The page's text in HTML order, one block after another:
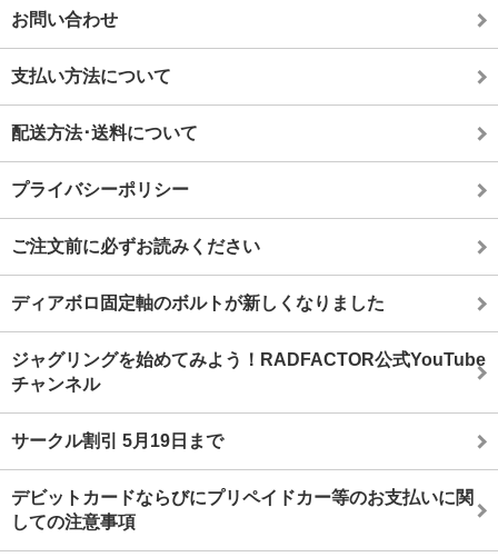
お問い合わせ
支払い方法について
配送方法･送料について
プライバシーポリシー
ご注文前に必ずお読みください
ディアボロ固定軸のボルトが新しくなりました
ジャグリングを始めてみよう！RADFACTOR公式YouTube
チャンネル
サークル割引 5月19日まで
デビットカードならびにプリペイドカー等のお支払いに関
しての注意事項